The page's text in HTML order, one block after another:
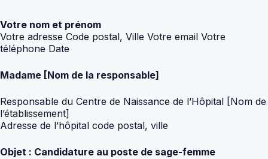
Votre nom et prénom
Votre adresse Code postal, Ville Votre email Votre
téléphone Date
Madame [Nom de la responsable]
Responsable du Centre de Naissance de l’Hôpital [Nom de
l’établissement]
Adresse de l’hôpital code postal, ville
Objet : Candidature au poste de sage-femme